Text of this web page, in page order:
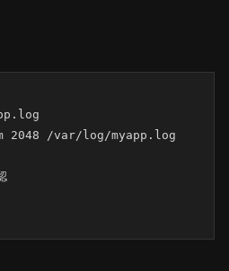
/var/log/myapp.log